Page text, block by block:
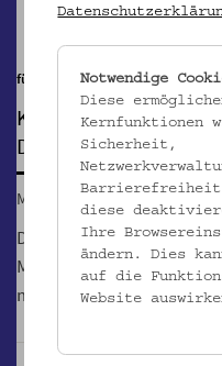
Pause
für 3 - 6 Jährige
KINDERAKTIV-
Das kennen wir aus
Mi, 16.08.2017, 15:00
Die kleinen
Märchen ein. Denn
meisten aus den
Notwendige
Diese
Kernfunktionen
Sicherheit,
diese
Ihre
ändern. Dies
auf die
Website